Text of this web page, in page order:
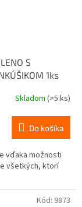
S
1ks
Skladom (>5 ks)
Do košíka
vďaka možnosti
všetkých, ktorí
Kód: 9873